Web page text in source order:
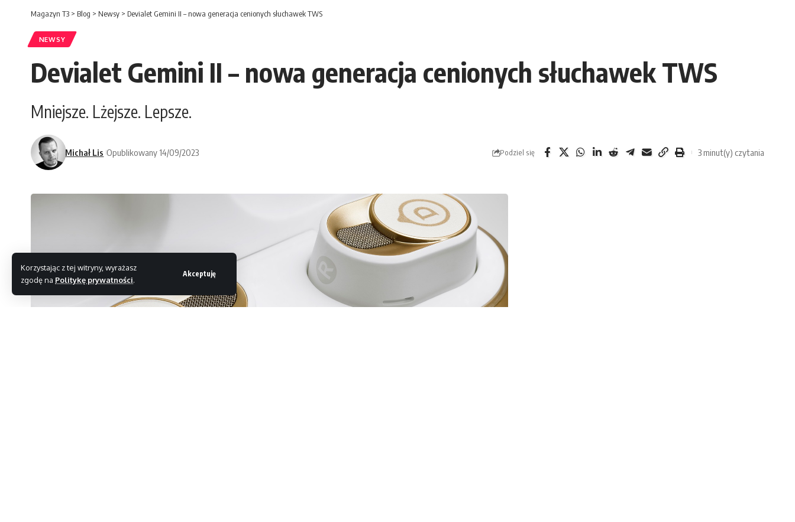
Korzystając z tej witryny, wyrażasz
zgodę na Politykę prywatności.
Akceptuję
Magazyn T3 > Blog > Newsy > Devialet Gemini II – nowa generacja cenionych słuchawek TWS
NEWSY
Devialet Gemini II – nowa generacja cenionych słuchawek TWS
Mniejsze. Lżejsze. Lepsze.
Michał Lis Opublikowany 14/09/2023 Podziel się 3 minut(y) czytania